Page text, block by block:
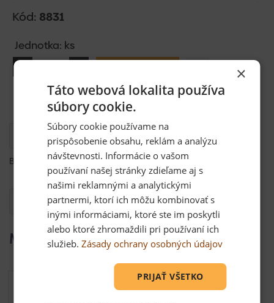
Kód: 8831
Jednotka: ks
Bedňový držiak US 90, 90 × 70 mm
Mohlo by Vás zaujímať
×
Táto webová lokalita používa
súbory cookie.
Súbory cookie používame na
prispôsobenie obsahu, reklám a analýzu
návštevnosti. Informácie o vašom
používaní našej stránky zdieľame aj s
našimi reklamnými a analytickými
partnermi, ktorí ich môžu kombinovať s
inými informáciami, ktoré ste im poskytli
alebo ktoré zhromaždili pri používaní ich
služieb.Zásady ochrany osobných údajov
PRIJAŤ VŠETKO